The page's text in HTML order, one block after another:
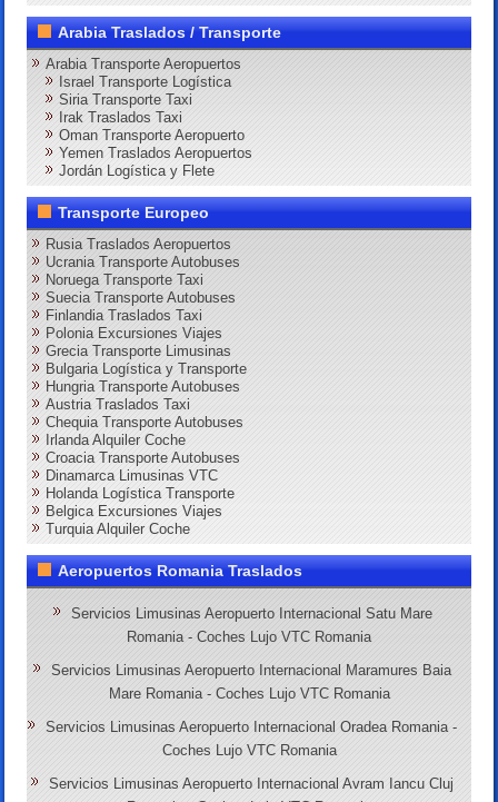
Arabia Traslados / Transporte
Arabia Transporte Aeropuertos
Israel Transporte Logística
Siria Transporte Taxi
Irak Traslados Taxi
Oman Transporte Aeropuerto
Yemen Traslados Aeropuertos
Jordán Logística y Flete
Transporte Europeo
Rusia Traslados Aeropuertos
Ucrania Transporte Autobuses
Noruega Transporte Taxi
Suecia Transporte Autobuses
Finlandia Traslados Taxi
Polonia Excursiones Viajes
Grecia Transporte Limusinas
Bulgaria Logística y Transporte
Hungria Transporte Autobuses
Austria Traslados Taxi
Chequia Transporte Autobuses
Irlanda Alquiler Coche
Croacia Transporte Autobuses
Dinamarca Limusinas VTC
Holanda Logística Transporte
Belgica Excursiones Viajes
Turquia Alquiler Coche
Aeropuertos Romania Traslados
Servicios Limusinas Aeropuerto Internacional Satu Mare
Romania - Coches Lujo VTC Romania
Servicios Limusinas Aeropuerto Internacional Maramures Baia
Mare Romania - Coches Lujo VTC Romania
Servicios Limusinas Aeropuerto Internacional Oradea Romania -
Coches Lujo VTC Romania
Servicios Limusinas Aeropuerto Internacional Avram Iancu Cluj